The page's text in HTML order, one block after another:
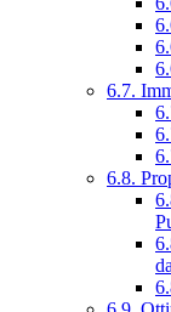
6.7.
6.8.